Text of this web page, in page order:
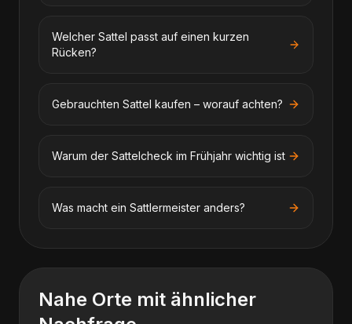
Welcher Sattel passt auf einen kurzen
Rücken?
Gebrauchten Sattel kaufen – worauf achten?
Warum der Sattelcheck im Frühjahr wichtig ist
Was macht ein Sattlermeister anders?
Nahe Orte mit ähnlicher